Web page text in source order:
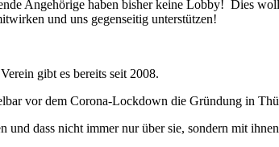
Angehörige haben bisher keine Lobby! Dies
und uns gegenseitig unterstützen!
gibt es bereits seit 2008.
vor dem Corona-Lockdown die Gründung in
und dass nicht immer nur über sie, sondern mit